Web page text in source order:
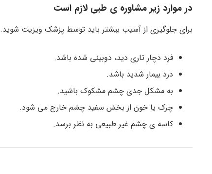
در موارد زیر مشاوره ی طبی لازم است
برای جلوگیری از آسیب بیشتر باید توسط پزشک ویزیت شوید.
فرد دچار تاری دید، دوبینی شده باشد.
درد بیمار شدید باشد.
به مشکل جدی چشم مشکوک باشید.
چرک یا خون از بخش سفید چشم خارج می شود.
کاسه ی چشم غیر طبیعی به نظر برسد.